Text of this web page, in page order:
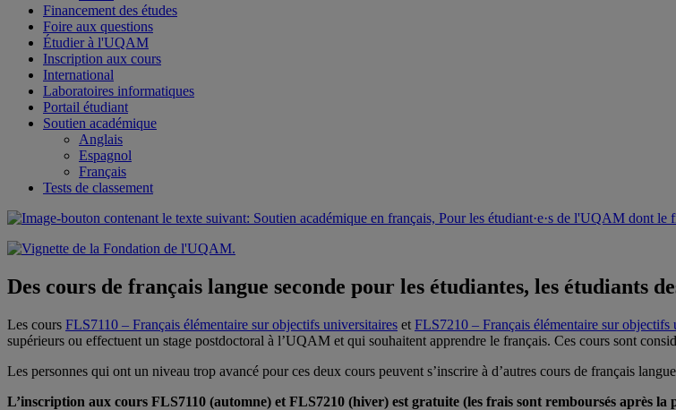
Financement des études
Foire aux questions
Étudier à l'UQAM
Inscription aux cours
International
Laboratoires informatiques
Portail étudiant
Soutien académique
Anglais
Espagnol
Français
Tests de classement
Des cours de français langue seconde pour les étudiantes, les étudiants
Les cours FLS7110 – Français élémentaire sur objectifs universitaires et FLS7210 – Français élémentaire sur objectifs
supérieurs ou effectuent un stage postdoctoral à l’UQAM et qui souhaitent apprendre le français. Ces cours sont
Les personnes qui ont un niveau trop avancé pour ces deux cours peuvent s’inscrire à d’autres cours de français
L’inscription aux cours FLS7110 (automne) et FLS7210 (hiver) est gratuite (les frais sont remboursés après